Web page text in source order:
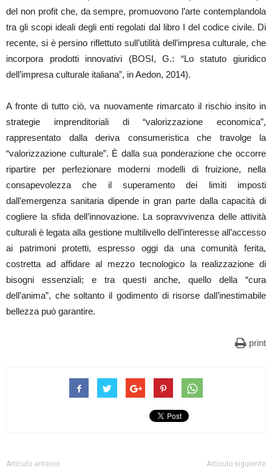
del non profit che, da sempre, promuovono l’arte contemplandola
tra gli scopi ideali degli enti regolati dal libro I del codice civile. Di
recente, si è persino riflettuto sull’utilità dell’impresa culturale, che
incorpora prodotti innovativi (BOSI, G.: “Lo statuto giuridico
dell’impresa culturale italiana”, in Aedon, 2014).
A fronte di tutto ciò, va nuovamente rimarcato il rischio insito in
strategie imprenditoriali di “valorizzazione economica”,
rappresentato dalla deriva consumeristica che travolge la
“valorizzazione culturale”. È dalla sua ponderazione che occorre
ripartire per perfezionare moderni modelli di fruizione, nella
consapevolezza che il superamento dei limiti imposti
dall’emergenza sanitaria dipende in gran parte dalla capacità di
cogliere la sfida dell’innovazione. La sopravvivenza delle attività
culturali è legata alla gestione multilivello dell’interesse all’accesso
ai patrimoni protetti, espresso oggi da una comunità ferita,
costretta ad affidare al mezzo tecnologico la realizzazione di
bisogni essenziali; e tra questi anche, quello della “cura
dell’anima”, che soltanto il godimento di risorse dall’inestimabile
bellezza può garantire.
print
Artículo anterior Artículo siguiente